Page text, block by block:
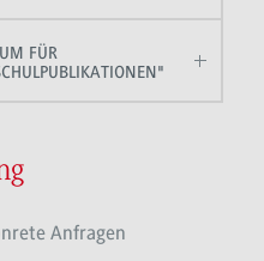
FÜR
Anfragen